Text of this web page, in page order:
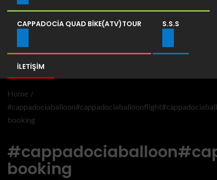
CAPPADOCIA QUAD BIKE(ATV)TOUR S.S.S
İLETIŞIM
Home
booking
booking